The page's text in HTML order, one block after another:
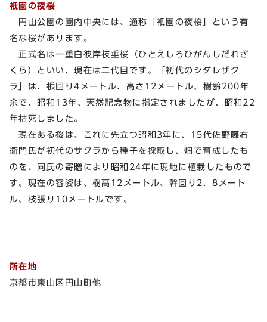
祇園の夜桜
円山公園の園内中央には、通称「祇園の夜桜」という有
名な桜があります。
正式名は一重白彼岸枝垂桜（ひとえしろひがんしだれざ
くら）といい、現在は二代目です。「初代のシダレザク
ラ」は、根回り4メートル、高さ12メートル、樹齢200年
余で、昭和13年、天然記念物に指定されましたが、昭和22
年枯死しました。
現在ある桜は、これに先立つ昭和3年に、15代佐野藤右
衛門氏が初代のサクラから種子を採取し、畑で育成したも
のを、同氏の寄贈により昭和24年に現地に植栽したもので
す。現在の容姿は、樹高12メートル、幹回り2．8メート
ル、枝張り10メートルです。
所在地
京都市東山区円山町他